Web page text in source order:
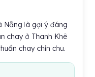
Nẵng là gợi ý đáng
chay ở Thanh Khê
chay chỉn chu.